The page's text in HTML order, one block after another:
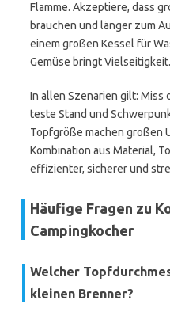
Flamme. Akzeptiere, dass
brauchen und länger zum
einem großen Kessel für
Gemüse bringt Vielseitigkeit.
In allen Szenarien gilt: Miss
teste Stand und
Topfgröße machen großen
Kombination aus Material,
effizienter, sicherer und
Häufige Fragen zu
Campingkocher
Welcher
kleinen Brenner?